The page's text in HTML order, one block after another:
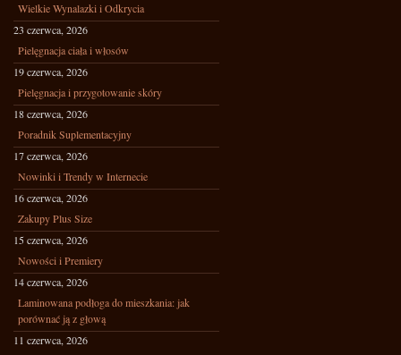
Wielkie Wynalazki i Odkrycia
23 czerwca, 2026
Pielęgnacja ciała i włosów
19 czerwca, 2026
Pielęgnacja i przygotowanie skóry
18 czerwca, 2026
Poradnik Suplementacyjny
17 czerwca, 2026
Nowinki i Trendy w Internecie
16 czerwca, 2026
Zakupy Plus Size
15 czerwca, 2026
Nowości i Premiery
14 czerwca, 2026
Laminowana podłoga do mieszkania: jak
porównać ją z głową
11 czerwca, 2026